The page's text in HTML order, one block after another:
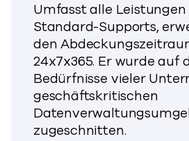
Umfasst alle Leistungen
Standard-Supports,
den
24x7x365. Er wurde auf
Bedürfnisse vieler
geschäftskritischen
zugeschnitten.